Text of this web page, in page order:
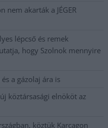
nem akarták a JÉGER
lépcső és remek
hogy Szolnok mennyire
a gázolaj ára is
köztársasági elnököt az
köztük Karcagon